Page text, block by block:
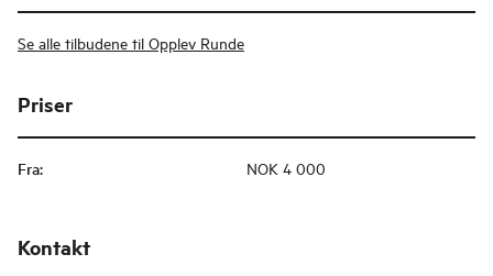
Se alle tilbudene til Opplev Runde
Priser
Fra: NOK 4 000
Kontakt